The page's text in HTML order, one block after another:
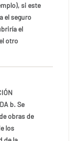
si este
el seguro
el
otro
b. Se
obras de
los